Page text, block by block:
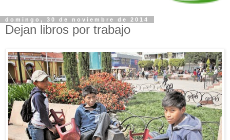
domingo, 30 de noviembre de 2014
Dejan libros por trabajo